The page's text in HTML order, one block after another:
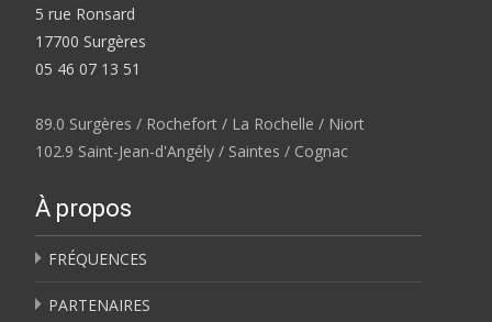
5 rue Ronsard
17700 Surgères
05 46 07 13 51
89.0 Surgères / Rochefort / La Rochelle / Niort
102.9 Saint-Jean-d'Angély / Saintes / Cognac
À propos
FRÉQUENCES
PARTENAIRES